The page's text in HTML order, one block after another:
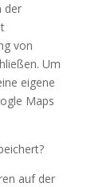
der
von
Um
eigene
Maps
auf der